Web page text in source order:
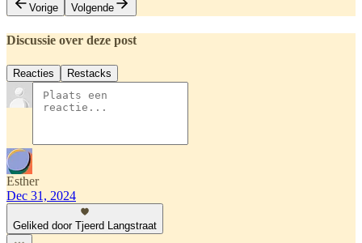
Vorige
Volgende
Discussie over deze post
Reacties Restacks
Esther
Dec 31, 2024
Geliked door Tjeerd Langstraat